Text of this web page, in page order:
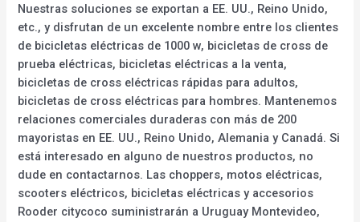
Nuestras soluciones se exportan a EE. UU., Reino Unido,
etc., y disfrutan de un excelente nombre entre los clientes
de bicicletas eléctricas de 1000 w, bicicletas de cross de
prueba eléctricas, bicicletas eléctricas a la venta,
bicicletas de cross eléctricas rápidas para adultos,
bicicletas de cross eléctricas para hombres. Mantenemos
relaciones comerciales duraderas con más de 200
mayoristas en EE. UU., Reino Unido, Alemania y Canadá. Si
está interesado en alguno de nuestros productos, no
dude en contactarnos. Las choppers, motos eléctricas,
scooters eléctricos, bicicletas eléctricas y accesorios
Rooder citycoco suministrarán a Uruguay Montevideo,